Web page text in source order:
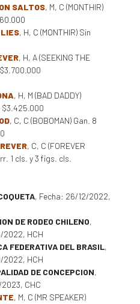
SALTOS, M, C (MONTHIR)
LIES, H, C (MONTHIR) Sin
, H, A (SEEKING THE
, H, M (BAD DADDY)
$3.425.000
, C, C (BOBOMAN) Gan. 8
, C, C (FOREVER
1 cls. y 3 figs. cls.
, Fecha: 26/12/2022,
DE RODEO CHILENO,
2022, HCH
FEDERATIVA DEL BRASIL,
2022, HCH
DE CONCEPCION,
CHC
, M, C (MR SPEAKER)